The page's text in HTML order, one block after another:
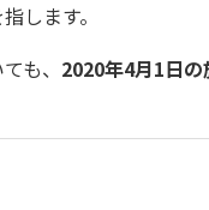
します。
も、 2020年4月1日の